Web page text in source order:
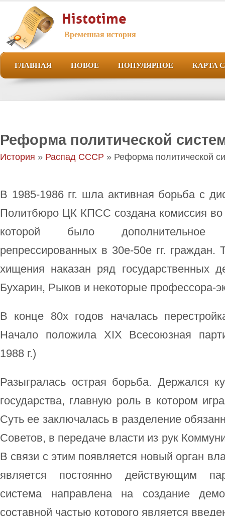
Histotime
Временная история
ГЛАВНАЯ НОВОЕ ПОПУЛЯРНОЕ КАРТА
Реформа политической
История » Распад СССР » Реформа политической
В 1985-1986 гг. шла активная борьба с
Политбюро ЦК КПСС создана комиссия
которой было дополнительное
репрессированных в 30е-50е гг. граждан.
хищения наказан ряд государственных
Бухарин, Рыков и некоторые профессора-
В конце 80х годов началась
Начало положила XIX Всесоюзная
1988 г.)
Разыгралась острая борьба. Держался
государства, главную роль в котором
Суть ее заключалась в разделение
Советов, в передаче власти из рук
В связи с этим появляется новый орган
является постоянно действующим
система направлена на создание
составной частью которого является